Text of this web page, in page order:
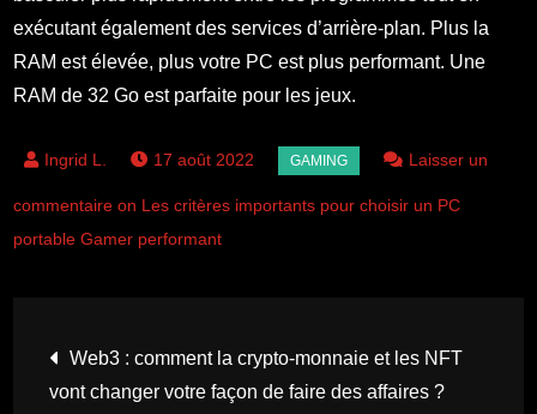
exécutant également des services d’arrière-plan. Plus la
RAM est élevée, plus votre PC est plus performant. Une
RAM de 32 Go est parfaite pour les jeux.
17 août 2022 Laisser un
commentaire on Les critères importants pour choisir un PC
portable Gamer performant
Navigation
Web3 : comment la crypto-monnaie et les NFT
vont changer votre façon de faire des affaires ?